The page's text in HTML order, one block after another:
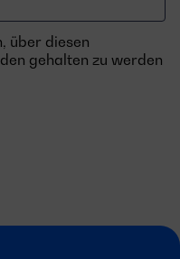
über diesen
gehalten zu werden